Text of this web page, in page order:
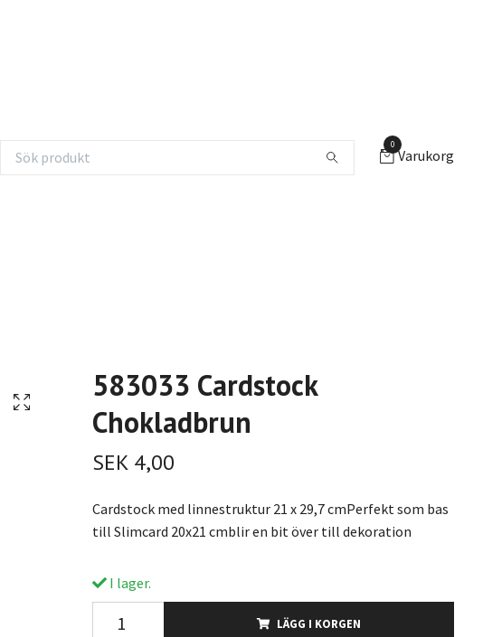
0
Varukorg
583033 Cardstock
Chokladbrun
SEK 4,00
Cardstock med linnestruktur 21 x 29,7 cmPerfekt som bas
till Slimcard 20x21 cmblir en bit över till dekoration
I lager.
LÄGG I KORGEN